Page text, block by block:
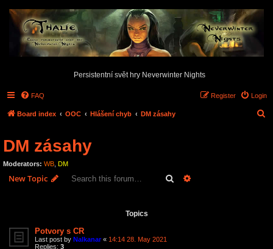
Persistentní svět hry Neverwinter Nights
FAQ Login
Register
Board index OOC Hlášení chyb DM zásahy
DM zásahy
Moderators: WB DM
New Topic Search
Topics
Potvory s CR
Last post by Nalkanar« 14:14 28. May 2021
Replies: 3